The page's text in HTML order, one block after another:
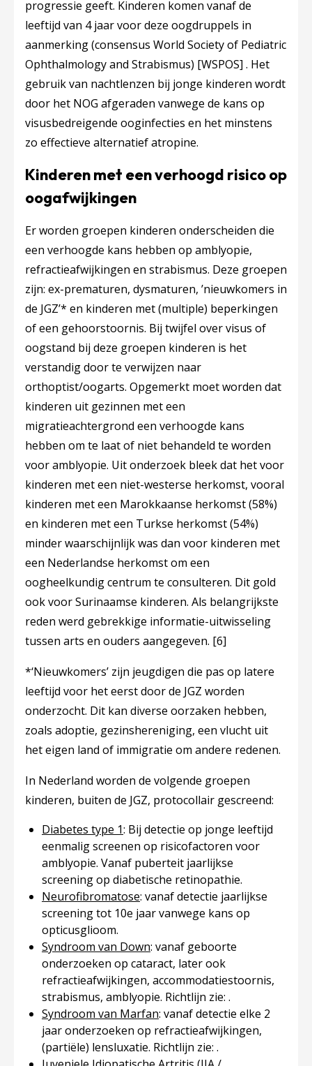
progressie geeft. Kinderen komen vanaf de
leeftijd van 4 jaar voor deze oogdruppels in
aanmerking (consensus World Society of Pediatric
Ophthalmology and Strabismus) [WSPOS] . Het
gebruik van nachtlenzen bij jonge kinderen wordt
door het NOG afgeraden vanwege de kans op
visusbedreigende ooginfecties en het minstens
zo effectieve alternatief atropine.
Kinderen met een verhoogd risico op
oogafwijkingen
Er worden groepen kinderen onderscheiden die
een verhoogde kans hebben op amblyopie,
refractieafwijkingen en strabismus. Deze groepen
zijn: ex-prematuren, dysmaturen, ’nieuwkomers in
de JGZ’* en kinderen met (multiple) beperkingen
of een gehoorstoornis. Bij twijfel over visus of
oogstand bij deze groepen kinderen is het
verstandig door te verwijzen naar
orthoptist/oogarts. Opgemerkt moet worden dat
kinderen uit gezinnen met een
migratieachtergrond een verhoogde kans
hebben om te laat of niet behandeld te worden
voor amblyopie. Uit onderzoek bleek dat het voor
kinderen met een niet-westerse herkomst, vooral
kinderen met een Marokkaanse herkomst (58%)
en kinderen met een Turkse herkomst (54%)
minder waarschijnlijk was dan voor kinderen met
een Nederlandse herkomst om een
oogheelkundig centrum te consulteren. Dit gold
ook voor Surinaamse kinderen. Als belangrijkste
reden werd gebrekkige informatie-uitwisseling
tussen arts en ouders aangegeven. [6]
*‘Nieuwkomers’ zijn jeugdigen die pas op latere
leeftijd voor het eerst door de JGZ worden
onderzocht. Dit kan diverse oorzaken hebben,
zoals adoptie, gezinshereniging, een vlucht uit
het eigen land of immigratie om andere redenen.
In Nederland worden de volgende groepen
kinderen, buiten de JGZ, protocollair gescreend:
Diabetes type 1​: Bij detectie op jonge leeftijd
eenmalig screenen op risicofactoren voor
amblyopie. Vanaf puberteit jaarlijkse
screening op diabetische retinopathie.
Neurofibromatose​: vanaf detectie jaarlijkse
screening tot 10e​ ​jaar vanwege kans op
opticusglioom.
Syndroom van Down​: vanaf geboorte
onderzoeken op cataract, later ook
refractieafwijkingen, accommodatiestoornis,
strabismus, amblyopie. Richtlijn zie: .
Syndroom van Marfan​: vanaf detectie elke 2
jaar onderzoeken op refractieafwijkingen,
(partiële) lensluxatie. Richtlijn zie: .